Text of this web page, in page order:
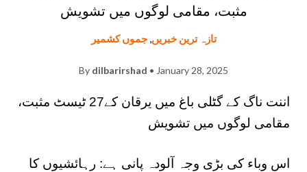
مثبت، مقامی لوگوں میں تشویش
تازہ ترین خبریں,جموں کشمیر
By dilbarirshad • January 28, 2025
اننت ناگ کے گٹلی باغ میں یرقان کے27 ٹیسٹ مثبت،
مقامی لوگوں میں تشویش
اس وباء کی بڑی وجہ آلودہ پانی ہے: رہائشیوں کا